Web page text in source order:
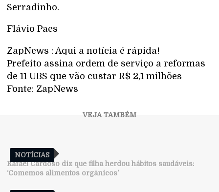
Serradinho.
Flávio Paes
ZapNews : Aqui a notícia é rápida!
Prefeito assina ordem de serviço a reformas
de 11 UBS que vão custar R$ 2,1 milhões
Fonte: ZapNews
NOTÍCIAS
Rafael Cardoso diz que filha herdou hábitos saudáveis:
‘Comemos alimentos orgânicos’